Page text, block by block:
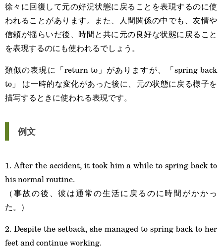
徐々に回復して元の好況状態に戻ることを表現するのに使
われることがあります。また、人間関係の中でも、友情や
信頼が揺らいだ後、時間と共に元の良好な状態に戻ること
を表現するのにも使われるでしょう。
類似の表現に「return to」がありますが、「spring back
to」 は一時的な変化があった後に、元の状態に戻る様子を
描写するときに使われる表現です。
例文
1. After the accident, it took him a while to spring back to
his normal routine.
（事故の後、彼は通常の生活に戻るのに時間がかかっ
た。）
2. Despite the setback, she managed to spring back to her
feet and continue working.